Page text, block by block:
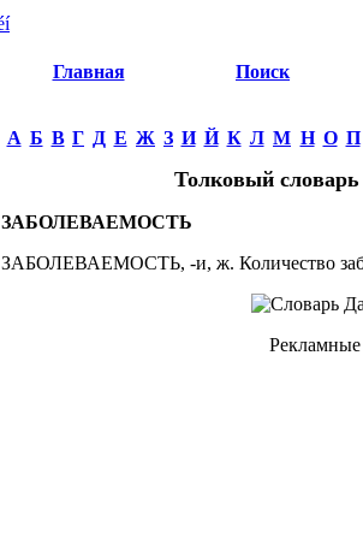
Главная Поиск
А Б В Г Д Е Ж З И Й К Л М Н О П
Толковый
ЗАБОЛЕВАЕМОСТЬ
ЗАБОЛЕВАЕМОСТЬ, -и, ж. Количество